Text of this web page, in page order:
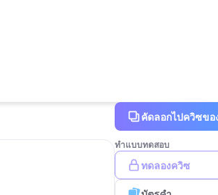
คัดลอกไปควิซข
ทำแบบทดสอบ
ทดลองควิซ